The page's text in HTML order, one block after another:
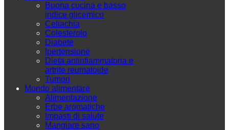
Buona cucina e basso
indice glicemico
Celiachia
Colesterolo
Diabete
Ipertensione
Dieta antinfiammatoria e
artrite reumatoide
Tumori
Mondo alimentare
Alimentazione
Erbe aromatiche
Impasti di salute
Mangiare sano